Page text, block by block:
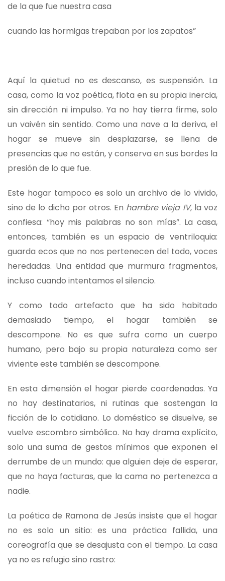
de la que fue nuestra casa
cuando las hormigas trepaban por los zapatos”
Aquí la quietud no es descanso, es suspensión. La
casa, como la voz poética, flota en su propia inercia,
sin dirección ni impulso. Ya no hay tierra firme, solo
un vaivén sin sentido. Como una nave a la deriva, el
hogar se mueve sin desplazarse, se llena de
presencias que no están, y conserva en sus bordes la
presión de lo que fue.
Este hogar tampoco es solo un archivo de lo vivido,
sino de lo dicho por otros. En hambre vieja IV, la voz
confiesa: “hoy mis palabras no son mías”. La casa,
entonces, también es un espacio de ventriloquia:
guarda ecos que no nos pertenecen del todo, voces
heredadas. Una entidad que murmura fragmentos,
incluso cuando intentamos el silencio.
Y como todo artefacto que ha sido habitado
demasiado tiempo, el hogar también se
descompone. No es que sufra como un cuerpo
humano, pero bajo su propia naturaleza como ser
viviente este también se descompone.
En esta dimensión el hogar pierde coordenadas. Ya
no hay destinatarios, ni rutinas que sostengan la
ficción de lo cotidiano. Lo doméstico se disuelve, se
vuelve escombro simbólico. No hay drama explícito,
solo una suma de gestos mínimos que exponen el
derrumbe de un mundo: que alguien deje de esperar,
que no haya facturas, que la cama no pertenezca a
nadie.
La poética de Ramona de Jesús insiste que el hogar
no es solo un sitio: es una práctica fallida, una
coreografía que se desajusta con el tiempo. La casa
ya no es refugio sino rastro: